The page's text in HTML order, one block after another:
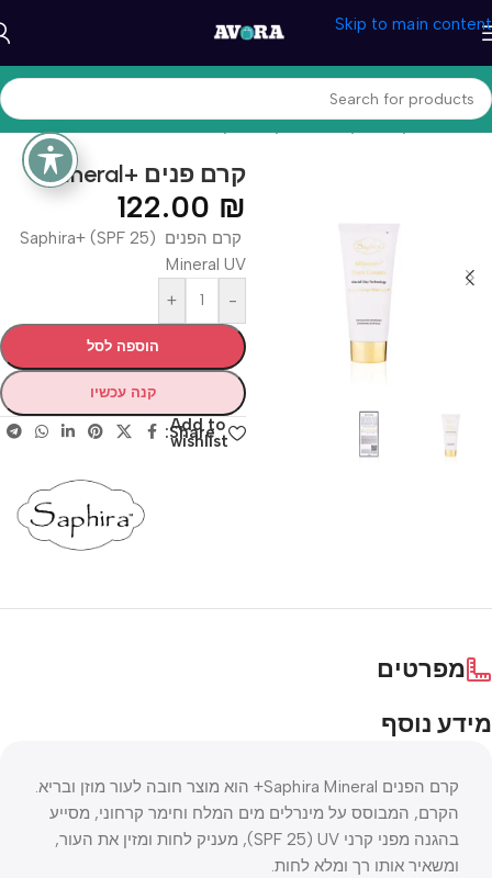
Skip to main content
עמוד הבית/קוסמטיקה וטיפוח/קוסמטיקה טבעית
Mineral+ קרם פנים
122.00 ₪
קרם הפנים ‏ (SPF 25) +Saphira
Mineral UV
-
+
הוספה לסל
קנה עכשיו
Add to
wishlist
Share:
מפרטים
מידע נוסף
קרם הפנים Saphira Mineral+ הוא מוצר חובה לעור מוזן ובריא.
הקרם, המבוסס על מינרלים מים המלח וחימר קרחוני, מסייע
בהגנה מפני קרני UV ‏(SPF 25), מעניק לחות ומזין את העור,
ומשאיר אותו רך ומלא לחות.